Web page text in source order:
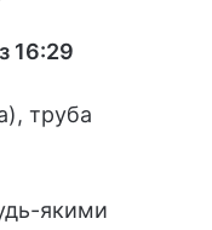
16:29
труба
якими